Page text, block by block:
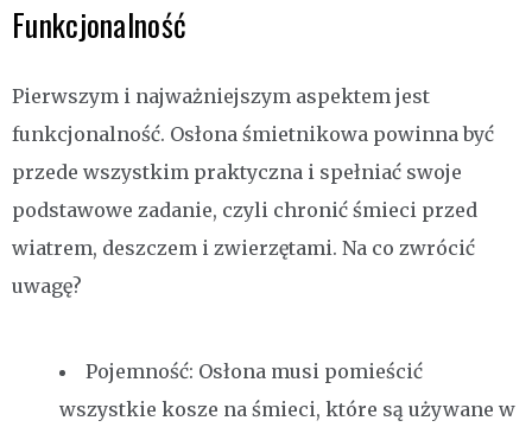
Funkcjonalność
Pierwszym i najważniejszym aspektem jest
funkcjonalność. Osłona śmietnikowa powinna być
przede wszystkim praktyczna i spełniać swoje
podstawowe zadanie, czyli chronić śmieci przed
wiatrem, deszczem i zwierzętami. Na co zwrócić
uwagę?
Pojemność: Osłona musi pomieścić
wszystkie kosze na śmieci, które są używane w